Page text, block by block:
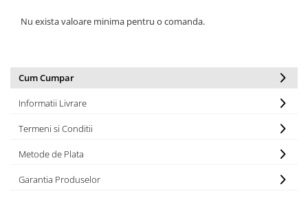
Nu exista valoare minima pentru o comanda.
Cum Cumpar
Informatii Livrare
Termeni si Conditii
Metode de Plata
Garantia Produselor